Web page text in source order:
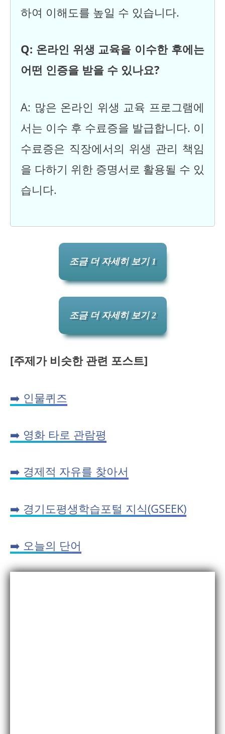
하여 이해도를 높일 수 있습니다.
Q: 온라인 위생 교육을 이수한 후에는
어떤 인증을 받을 수 있나요?
A: 많은 온라인 위생 교육 프로그램에
서는 이수 후 수료증을 발급합니다. 이
수료증은 직장에서의 위생 관리 책임
을 다하기 위한 증명서로 활용될 수 있
습니다.
조금 더 자세히 보기 1
조금 더 자세히 보기 2
[주제가 비슷한 관련 포스트]
➡️ 인물퀴즈
➡️ 영화 타로 관람평
➡️ 경제적 자유를 찾아서
➡️ 경기도평생학습포털 지식(GSEEK)
➡️ 오늘의 단어